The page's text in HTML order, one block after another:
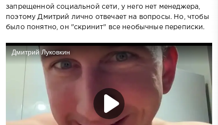
запрещенной социальной сети, у него нет менеджера,
поэтому Дмитрий лично отвечает на вопросы. Но, чтобы
было понятно, он "скринит" все необычные переписки.